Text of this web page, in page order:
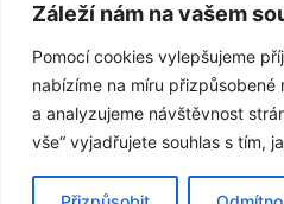
Záleží nám na vašem
Pomocí cookies vylepšujeme
nabízíme na míru přizpůsobené
a analyzujeme návštěvnost
vše“ vyjadřujete souhlas s tím,
© 2026
Flaredancecompany.com